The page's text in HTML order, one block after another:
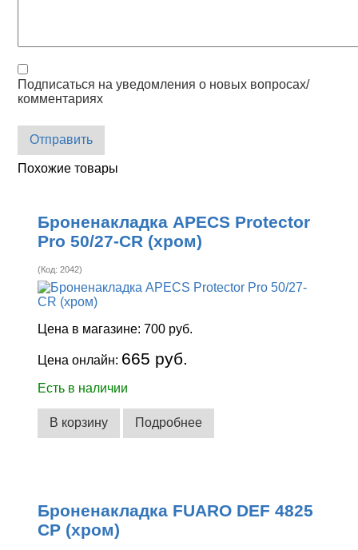
Подписаться на уведомления о новых вопросах/
комментариях
Отправить
Похожие товары
Броненакладка APECS Protector
Pro 50/27-CR (хром)
(Код:2042)
Цена в магазине:700 руб.
Цена онлайн: 665 руб.
Есть в наличии
В корзину Подробнее
Броненакладка FUARO DEF 4825
CP (хром)